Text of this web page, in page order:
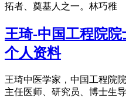
拓者、奠基人之一。林巧稚
王琦-中国工程院
个人资料
王琦中医学家，中国工程院
主任医师、研究员、博士生